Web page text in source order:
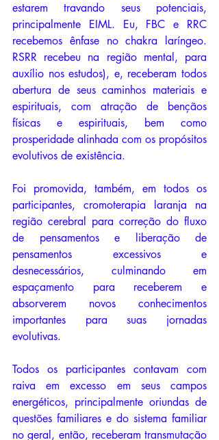
estarem travando seus potenciais,
principalmente EIML. Eu, FBC e RRC
recebemos ênfase no chakra laríngeo.
RSRR recebeu na região mental, para
auxílio nos estudos), e, receberam todos
abertura de seus caminhos materiais e
espirituais, com atração de bençãos
físicas e espirituais, bem como
prosperidade alinhada com os propósitos
evolutivos de existência.
Foi promovida, também, em todos os
participantes, cromoterapia laranja na
região cerebral para correção do fluxo
de pensamentos e liberação de
pensamentos excessivos e
desnecessários, culminando em
espaçamento para receberem e
absorverem novos conhecimentos
importantes para suas jornadas
evolutivas.
Todos os participantes contavam com
raiva em excesso em seus campos
energéticos, principalmente oriundas de
questões familiares e do sistema familiar
no geral, então, receberam transmutação